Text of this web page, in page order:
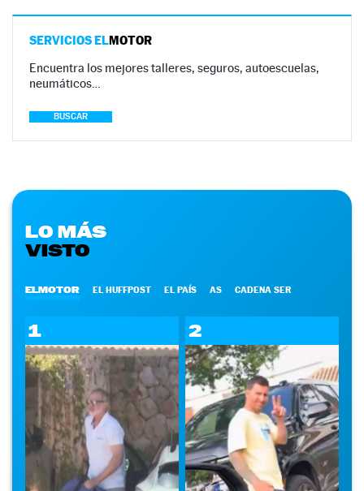
SERVICIOS ELMOTOR
Encuentra los mejores talleres, seguros, autoescuelas,
neumáticos…
BUSCAR
LO MÁS
VISTO
ELMOTOR EL HUFFPOST EL PAÍS AS CADENA SER
1 2